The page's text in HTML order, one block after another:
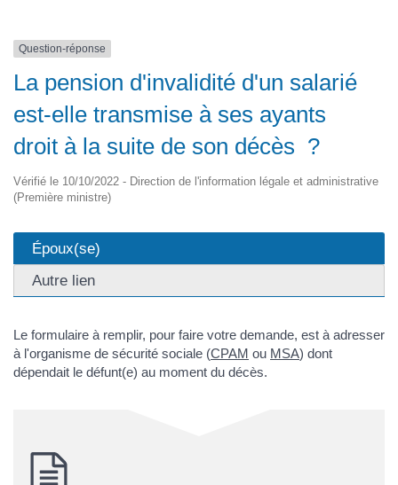
Question-réponse
La pension d'invalidité d'un salarié
est-elle transmise à ses ayants
droit à la suite de son décès ?
Vérifié le 10/10/2022 - Direction de l'information légale et administrative
(Première ministre)
Époux(se)
Autre lien
Le formulaire à remplir, pour faire votre demande, est à adresser
à l'organisme de sécurité sociale (CPAM ou MSA) dont
dépendait le défunt(e) au moment du décès.